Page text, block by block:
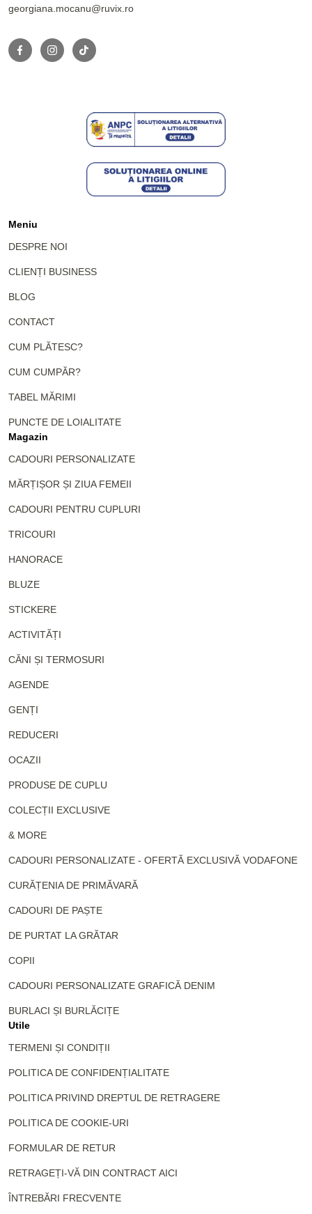
georgiana.mocanu@ruvix.ro
Meniu
DESPRE NOI
CLIENȚI BUSINESS
BLOG
CONTACT
CUM PLĂTESC?
CUM CUMPĂR?
TABEL MĂRIMI
PUNCTE DE LOIALITATE
Magazin
CADOURI PERSONALIZATE
MĂRȚIȘOR ȘI ZIUA FEMEII
CADOURI PENTRU CUPLURI
TRICOURI
HANORACE
BLUZE
STICKERE
ACTIVITĂȚI
CĂNI ȘI TERMOSURI
AGENDE
GENȚI
REDUCERI
OCAZII
PRODUSE DE CUPLU
COLECȚII EXCLUSIVE
& MORE
CADOURI PERSONALIZATE - OFERTĂ EXCLUSIVĂ VODAFONE
CURĂȚENIA DE PRIMĂVARĂ
CADOURI DE PAȘTE
DE PURTAT LA GRĂTAR
COPII
CADOURI PERSONALIZATE GRAFICĂ DENIM
BURLACI ȘI BURLĂCIȚE
Utile
TERMENI ȘI CONDIȚII
POLITICA DE CONFIDENȚIALITATE
POLITICA PRIVIND DREPTUL DE RETRAGERE
POLITICA DE COOKIE-URI
FORMULAR DE RETUR
RETRAGEȚI-VĂ DIN CONTRACT AICI
ÎNTREBĂRI FRECVENTE